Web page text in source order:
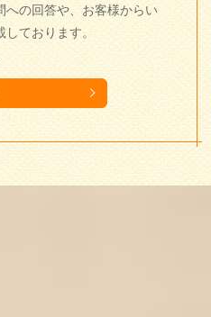
への回答や、お客様からい
ております。